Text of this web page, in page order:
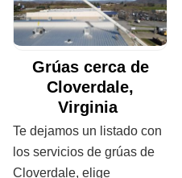
Grúas cerca de
Cloverdale,
Virginia
Te dejamos un listado con
los servicios de grúas de
Cloverdale, elige